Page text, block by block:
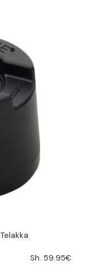
Sh. 59.95€